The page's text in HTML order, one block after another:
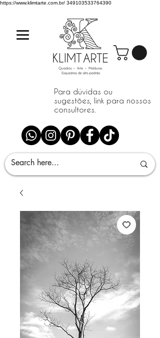
https://www.klimtarte.com.br/ 349103533764390
Para dúvidas ou
sugestões, link para nossos
consultores.